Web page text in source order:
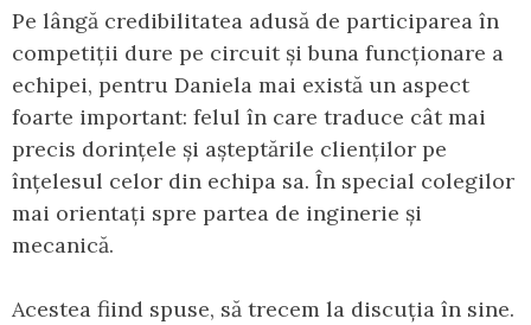
Pe lângă credibilitatea adusă de participarea în
competiții dure pe circuit și buna funcționare a
echipei, pentru Daniela mai există un aspect
foarte important: felul în care traduce cât mai
precis dorințele și așteptările clienților pe
înțelesul celor din echipa sa. În special colegilor
mai orientați spre partea de inginerie și
mecanică.
Acestea fiind spuse, să trecem la discuția în sine.